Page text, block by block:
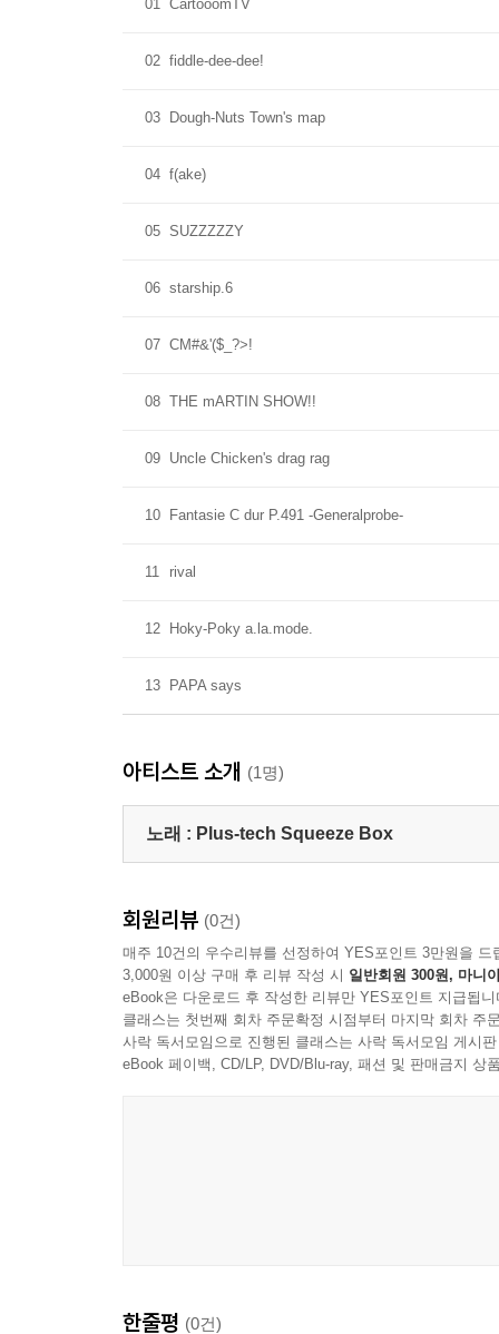
01 CartooomTV
02 fiddle-dee-dee!
03 Dough-Nuts Town's map
04 f(ake)
05 SUZZZZZY
06 starship.6
07 CM#&'($_?>!
08 THE mARTIN SHOW!!
09 Uncle Chicken's drag rag
10 Fantasie C dur P.491 -Generalprobe-
11 rival
12 Hoky-Poky a.la.mode.
13 PAPA says
아티스트 소개 (1명)
노래 : Plus-tech Squeeze Box
회원리뷰 (0건)
매주 10건의 우수리뷰를 선정하여 YES포인트 3만원을 드
3,000원 이상 구매 후 리뷰 작성 시 일반회원 300원, 마니
eBook은 다운로드 후 작성한 리뷰만 YES포인트 지급됩니
클래스는 첫번째 회차 주문확정 시점부터 마지막 회차 주
사락 독서모임으로 진행된 클래스는 사락 독서모임 게시
eBook 페이백, CD/LP, DVD/Blu-ray, 패션 및 판매금지 상
한줄평 (0건)